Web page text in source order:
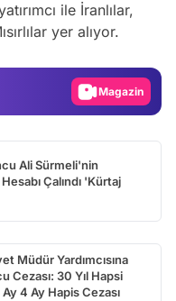
ile İranlılar,
yer alıyor.Gündem
Video
Ali Sürmeli'nin
Çalındı 'Kürtaj
Müdür Yardımcısına
Cezası: 30 Yıl Hapsi
4 Ay Hapis Cezası